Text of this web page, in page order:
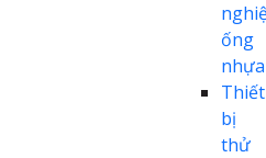
ống
nhựa
Thiết
bị
thử